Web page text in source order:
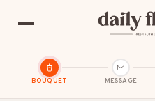
BOUQUET MESSAGE